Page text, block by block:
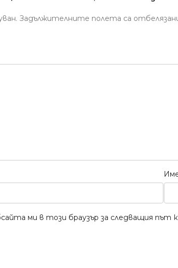
Задължителните полета са
ми в този браузър за следващия път